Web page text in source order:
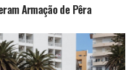
Armação de Pêra